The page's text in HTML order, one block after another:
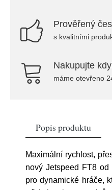
Prověřený
s kvalitními
Nakupujte
máme otevřeno
Popis produktu
Maximální rychlost,
nový Jetspeed FT8
pro dynamické hráče,